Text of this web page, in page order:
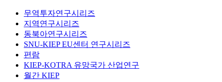
무역투자연구시리즈
지역연구시리즈
동북아연구시리즈
SNU-KIEP EU센터 연구시리즈
편람
KIEP-KOTRA 유망국가 산업연구
월간 KIEP